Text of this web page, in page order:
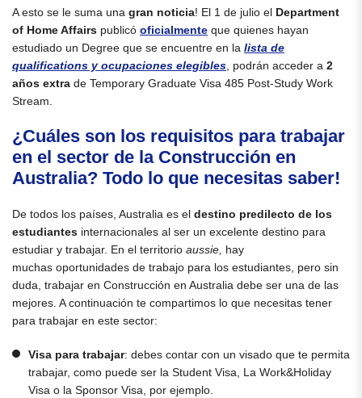
A esto se le suma una gran noticia! El 1 de julio el Department
of Home Affairs publicó oficialmente que quienes hayan
estudiado un Degree que se encuentre en la lista de
qualifications y ocupaciones elegibles , podrán acceder a 2
años extra de Temporary Graduate Visa 485 Post-Study Work
Stream.
¿Cuáles son los requisitos para trabajar
en el sector de la Construcción en
Australia? Todo lo que necesitas saber!
De todos los países, Australia es el destino predilecto de los
estudiantes internacionales al ser un excelente destino para
estudiar y trabajar. En el territorio aussie, hay
muchas oportunidades de trabajo para los estudiantes, pero sin
duda, trabajar en Construcción en Australia debe ser una de las
mejores. A continuación te compartimos lo que necesitas tener
para trabajar en este sector:
Visa para trabajar: debes contar con un visado que te permita
trabajar, como puede ser la Student Visa, La Work&Holiday
Visa o la Sponsor Visa, por ejemplo.